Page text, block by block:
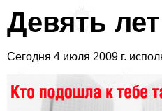
Девять
Сегодня 4 июля 2009 г.